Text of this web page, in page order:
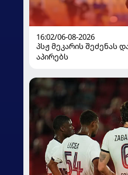
16:02/06-08-2026
პსჟ მეკარის შეძენას
აპირებს